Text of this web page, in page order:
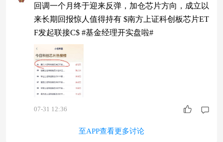
回调一个月终于迎来反弹，加仓芯片方向，成立以
来长期回报惊人值得持有 $南方上证科创板芯片ET
F发起联接C$ #基金经理开实盘啦#
07-31 12:36
至APP查看更多讨论